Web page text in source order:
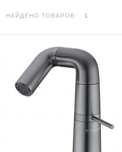
НАЙДЕНО ТОВАРОВ: 1